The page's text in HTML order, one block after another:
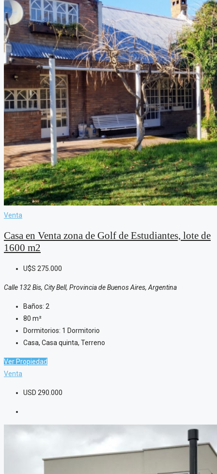
Venta
Casa en Venta zona de Golf de Estudiantes, lote de
1600 m2
U$S 275.000
Calle 132 Bis, City Bell, Provincia de Buenos Aires, Argentina
Baños: 2
80 m²
Dormitorios: 1 Dormitorio
Casa, Casa quinta, Terreno
Ver Propiedad
Venta
USD 290.000